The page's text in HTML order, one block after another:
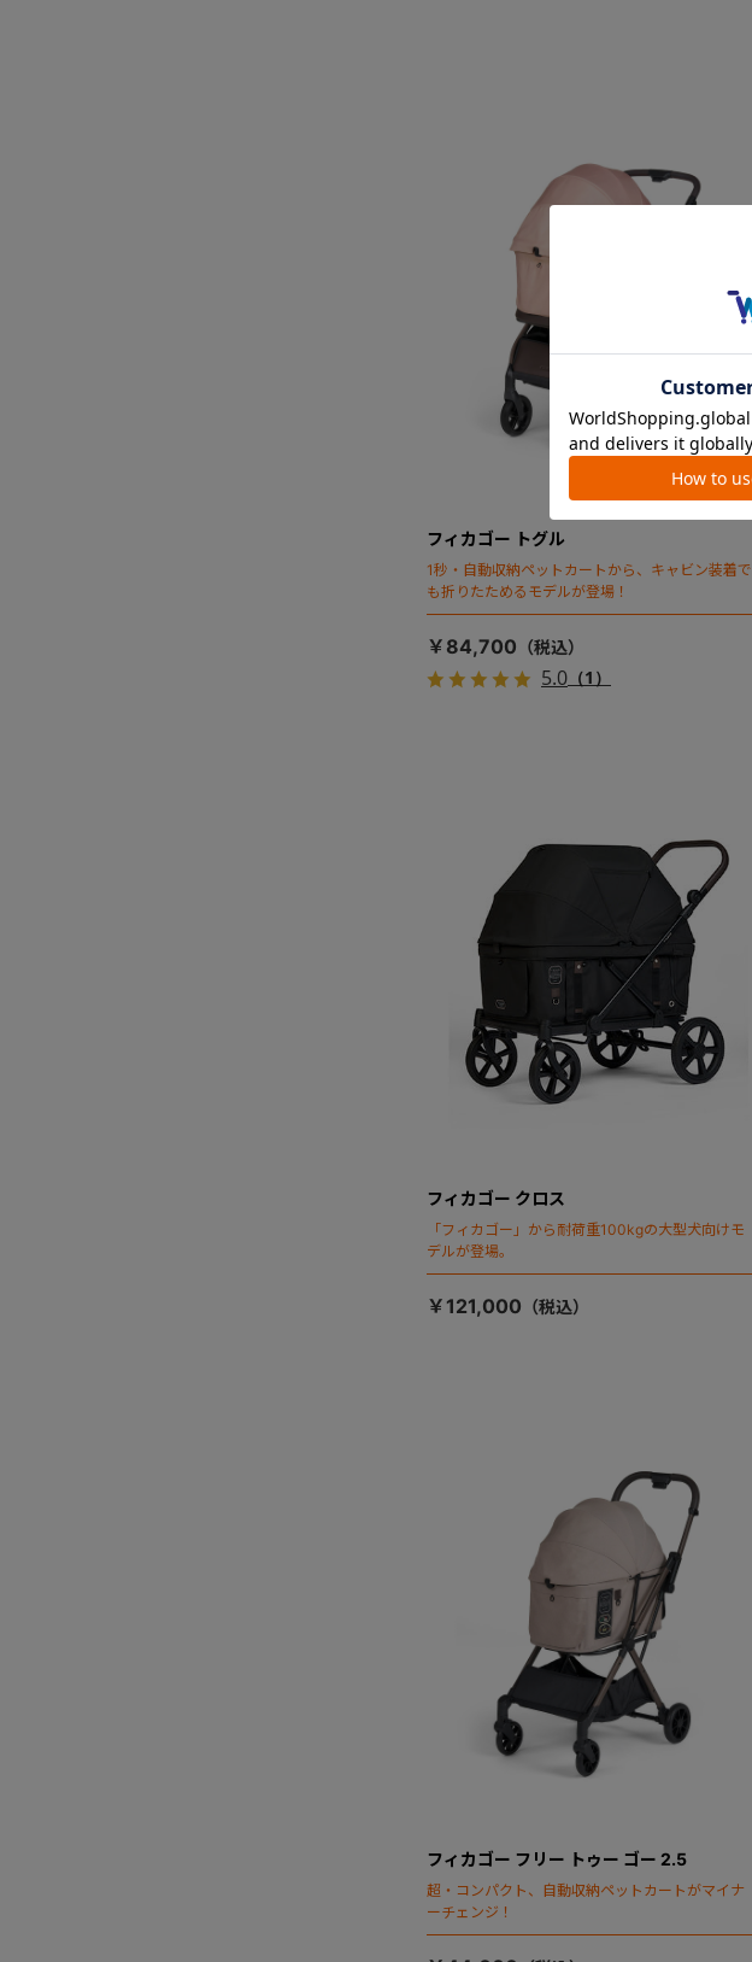
フィカゴー トグル
1秒・自動収納ペットカートから、キャビン装着で
も折りたためるモデルが登場！
￥84,700
5.0 （1）
フィカゴー クロス
「フィカゴー」から耐荷重100kgの大型犬向けモ
デルが登場。
￥121,000
フィカゴー フリー トゥー ゴー 2.5
超・コンパクト、自動収納ペットカートがマイナ
ーチェンジ！